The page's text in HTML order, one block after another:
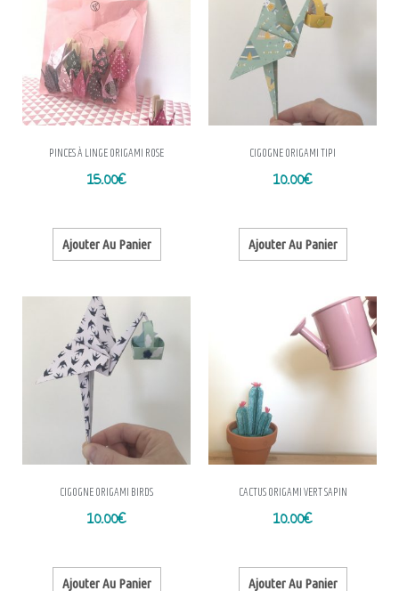
PINCES À LINGE ORIGAMI ROSE
15.00€
Ajouter Au Panier
CIGOGNE ORIGAMI TIPI
10.00€
Ajouter Au Panier
CIGOGNE ORIGAMI BIRDS
10.00€
Ajouter Au Panier
CACTUS ORIGAMI VERT SAPIN
10.00€
Ajouter Au Panier